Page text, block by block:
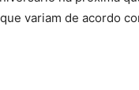
variam de acordo